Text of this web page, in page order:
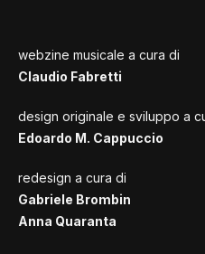
webzine musicale a cura di
Claudio Fabretti
design originale e sviluppo a
Edoardo M. Cappuccio
redesign a cura di
Gabriele Brombin
Anna Quaranta